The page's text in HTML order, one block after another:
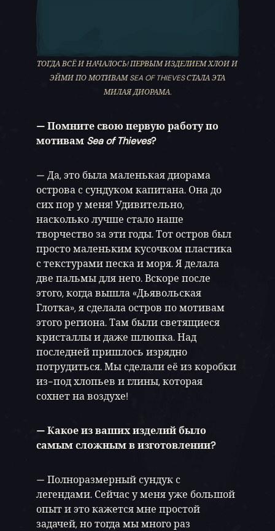
ТОГДА ВСЁ И НАЧАЛОСЬ! ПЕРВЫМ ИЗДЕЛИЕМ ХЛОИ И
ЭЙМИ ПО МОТИВАМ SEA OF THIEVES СТАЛА ЭТА
МИЛАЯ ДИОРАМА.
— Помните свою первую работу по
мотивам Sea of Thieves?
— Да, это была маленькая диорама
острова с сундуком капитана. Она до
сих пор у меня! Удивительно,
насколько лучше стало наше
творчество за эти годы. Тот остров был
просто маленьким кусочком пластика
с текстурами песка и моря. Я делала
две пальмы для него. Вскоре после
этого, когда вышла «Дьявольская
Глотка», я сделала остров по мотивам
этого региона. Там были светящиеся
кристаллы и даже шлюпка. Над
последней пришлось изрядно
потрудиться. Мы сделали её из коробки
из-под хлопьев и глины, которая
сохнет на воздухе!
— Какое из ваших изделий было
самым сложным в изготовлении?
— Полноразмерный сундук с
легендами. Сейчас у меня уже большой
опыт и это кажется мне простой
задачей, но тогда мы много раз